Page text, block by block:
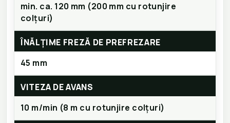
min. ca. 120 mm (200 mm cu rotunjire
colțuri)
ÎNĂLȚIME FREZĂ DE PREFREZARE
45 mm
VITEZA DE AVANS
10 m/min (8 m cu rotunjire colțuri)